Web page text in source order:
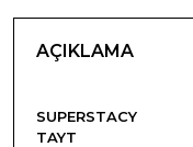
AÇIKLAMA
SUPERSTACY
TAYT